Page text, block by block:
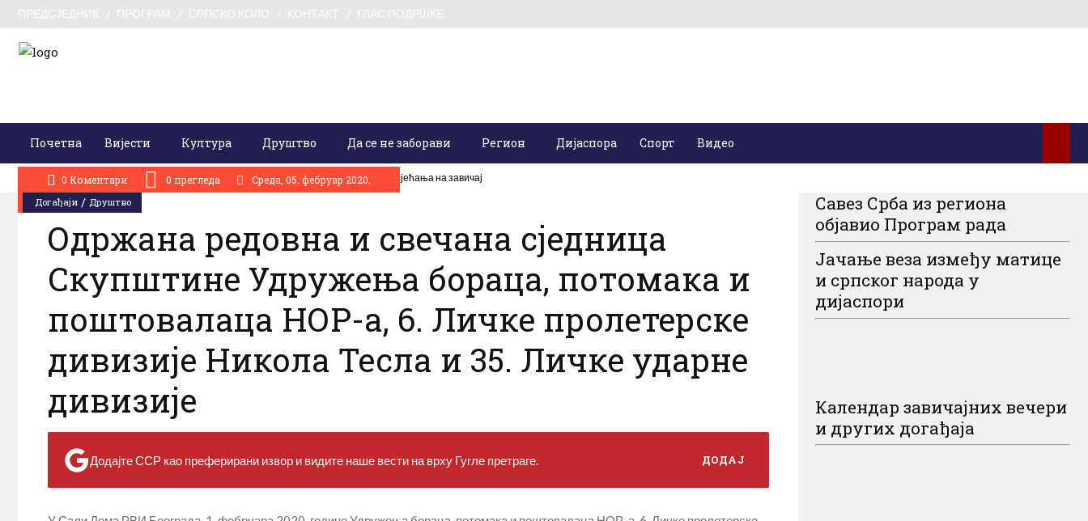
ПРЕДСЈЕДНИК ПРОГРАМ СРПСКО КОЛО КОНТАКТ ГЛАС ПОДРШКЕ
Почетна Вијести Култура Друштво Да се не заборави Регион Дијаспора Спорт Видео
АКТУЕЛНО:
Свети Илија окупио Кордунаше: У духу заједништва, традиције и сјећања на завичај
Догађаји / Друштво
0 Коментари 0 прегледа Cреда, 05. фебруар 2020.
Одржана редовна и свечана сједница
Скупштине Удружења бораца, потомака и
поштовалаца НОР-а, 6. Личке пролетерске
дивизије Никола Тесла и 35. Личке ударне
дивизије
Додајте ССР као преферирани извор и видите наше вести на врху Гугле претраге. ДОДАЈ
Савез Срба из региона
објавио Програм рада
Јачање веза између матице
и српског народа у
дијаспори
Календар завичајних вечери
и других догађаја